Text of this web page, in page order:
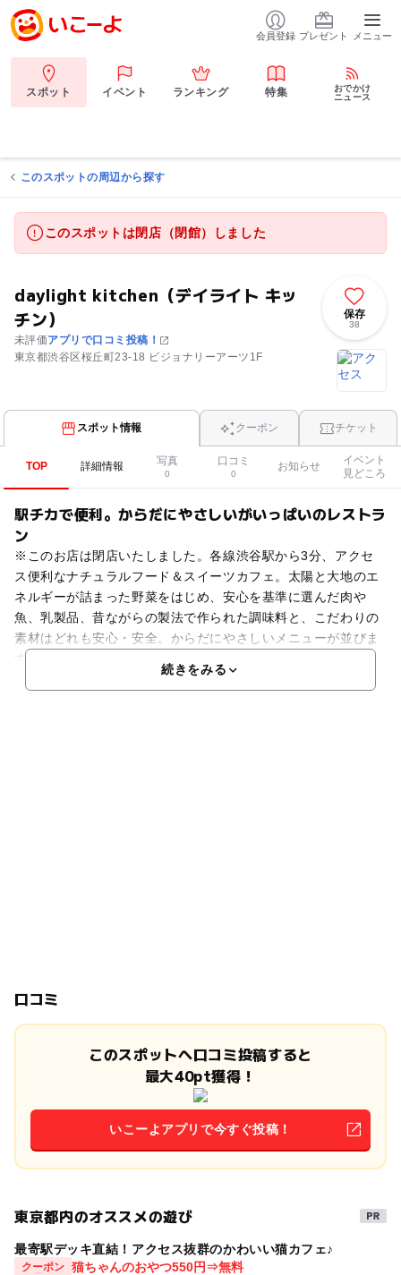
会員登録 プレゼント メニュー
スポット イベント ランキング 特集
おでかけ
ニュース
このスポットの周辺から探す
このスポットは閉店（閉館）しました
daylight kitchen（デイライト キッ
チン）
未評価アプリで口コミ投稿！
東京都渋谷区桜丘町23-18 ビジョナリーアーツ1F
保存
38
スポット情報 クーポン チケット
TOP 詳細情報 写真
0
口コミ
0
お知らせ
イベント
見どころ
駅チカで便利。からだにやさしいがいっぱいのレストラ
ン
※このお店は閉店いたしました。各線渋谷駅から3分、アクセ
ス便利なナチュラルフード＆スイーツカフェ。太陽と大地のエ
ネルギーが詰まった野菜をはじめ、安心を基準に選んだ肉や
魚、乳製品、昔ながらの製法で作られた調味料と、こだわりの
素材はどれも安心・安全。からだにやさしいメニューが並びま
す
続きをみる
口コミ
このスポットへ口コミ投稿すると
最大40pt獲得！
いこーよアプリで今すぐ投稿！
東京都内のオススメの遊び
最寄駅デッキ直結！アクセス抜群のかわいい猫カフェ♪
クーポン 猫ちゃんのおやつ550円⇒無料